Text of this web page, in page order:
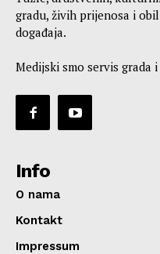
gradu, živih prijenosa i
događaja.
Medijski smo servis grada
Info
O nama
Kontakt
Impressum